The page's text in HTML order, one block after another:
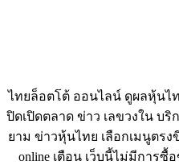
ไทยล็อตโต้ ออนไลน์ ดูผลหุ้นไ
ปิดเปิดตลาด ข่าว เลขวงใน บ
ยาม ข่าวหุ้นไทย เลือกเมนูตร
online เตือน เว็บนี้ไม่มีการ